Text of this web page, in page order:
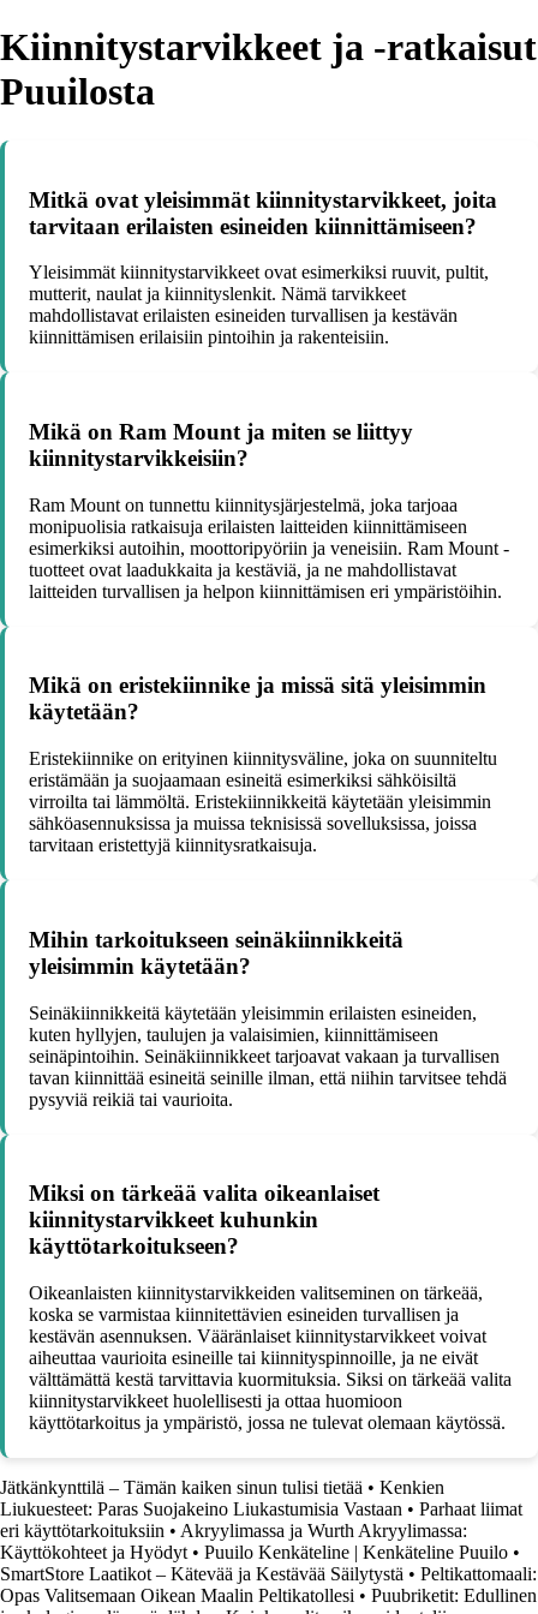
Kiinnitystarvikkeet ja -ratkaisut
Puuilosta
Mitkä ovat yleisimmät kiinnitystarvikkeet, joita
tarvitaan erilaisten esineiden kiinnittämiseen?
Yleisimmät kiinnitystarvikkeet ovat esimerkiksi ruuvit, pultit,
mutterit, naulat ja kiinnityslenkit. Nämä tarvikkeet
mahdollistavat erilaisten esineiden turvallisen ja kestävän
kiinnittämisen erilaisiin pintoihin ja rakenteisiin.
Mikä on Ram Mount ja miten se liittyy
kiinnitystarvikkeisiin?
Ram Mount on tunnettu kiinnitysjärjestelmä, joka tarjoaa
monipuolisia ratkaisuja erilaisten laitteiden kiinnittämiseen
esimerkiksi autoihin, moottoripyöriin ja veneisiin. Ram Mount -
tuotteet ovat laadukkaita ja kestäviä, ja ne mahdollistavat
laitteiden turvallisen ja helpon kiinnittämisen eri ympäristöihin.
Mikä on eristekiinnike ja missä sitä yleisimmin
käytetään?
Eristekiinnike on erityinen kiinnitysväline, joka on suunniteltu
eristämään ja suojaamaan esineitä esimerkiksi sähköisiltä
virroilta tai lämmöltä. Eristekiinnikkeitä käytetään yleisimmin
sähköasennuksissa ja muissa teknisissä sovelluksissa, joissa
tarvitaan eristettyjä kiinnitysratkaisuja.
Mihin tarkoitukseen seinäkiinnikkeitä
yleisimmin käytetään?
Seinäkiinnikkeitä käytetään yleisimmin erilaisten esineiden,
kuten hyllyjen, taulujen ja valaisimien, kiinnittämiseen
seinäpintoihin. Seinäkiinnikkeet tarjoavat vakaan ja turvallisen
tavan kiinnittää esineitä seinille ilman, että niihin tarvitsee tehdä
pysyviä reikiä tai vaurioita.
Miksi on tärkeää valita oikeanlaiset
kiinnitystarvikkeet kuhunkin
käyttötarkoitukseen?
Oikeanlaisten kiinnitystarvikkeiden valitseminen on tärkeää,
koska se varmistaa kiinnitettävien esineiden turvallisen ja
kestävän asennuksen. Vääränlaiset kiinnitystarvikkeet voivat
aiheuttaa vaurioita esineille tai kiinnityspinnoille, ja ne eivät
välttämättä kestä tarvittavia kuormituksia. Siksi on tärkeää valita
kiinnitystarvikkeet huolellisesti ja ottaa huomioon
käyttötarkoitus ja ympäristö, jossa ne tulevat olemaan käytössä.
Jätkänkynttilä – Tämän kaiken sinun tulisi tietää • Kenkien
Liukuesteet: Paras Suojakeino Liukastumisia Vastaan • Parhaat liimat
eri käyttötarkoituksiin • Akryylimassa ja Wurth Akryylimassa:
Käyttökohteet ja Hyödyt • Puuilo Kenkäteline | Kenkäteline Puuilo •
SmartStore Laatikot – Kätevää ja Kestävää Säilytystä • Peltikattomaali:
Opas Valitsemaan Oikean Maalin Peltikatollesi • Puubriketit: Edullinen